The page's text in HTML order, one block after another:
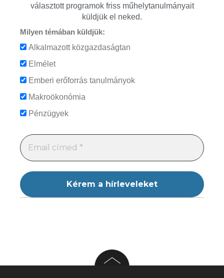
választott programok friss műhelytanulmányait
küldjük el neked.
Milyen témában küldjük:
Alkalmazott közgazdaságtan
Elmélet
Emberi erőforrás tanulmányok
Makroökonómia
Pénzügyek